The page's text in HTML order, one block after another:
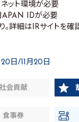
ット環境が必要
IDが必要
詳細はIRサイトを確
日/11月20日
会貢献
食事券